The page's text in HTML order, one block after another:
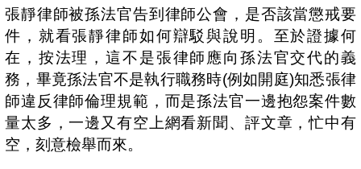
張靜律師被孫法官告到律師公會，是否該當懲戒要
件，就看張靜律師如何辯駁與說明。至於證據何
在，按法理，這不是張律師應向孫法官交代的義
務，畢竟孫法官不是執行職務時(例如開庭)知悉張律
師違反律師倫理規範，而是孫法官一邊抱怨案件數
量太多，一邊又有空上網看新聞、評文章，忙中有
空，刻意檢舉而來。